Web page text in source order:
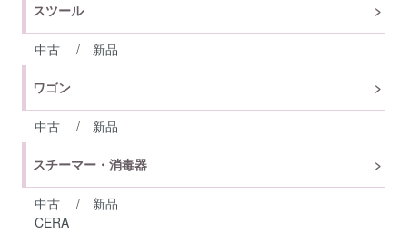
スツール
中古 / 新品
ワゴン
中古 / 新品
スチーマー・消毒器
中古 /
新品
CERA